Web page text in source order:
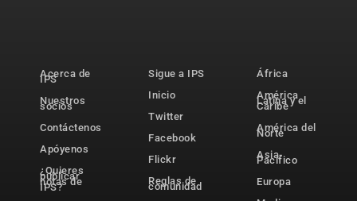
Acerca de
IPS
Nuestros
socios
Contáctenos
Apóyenos
¿Quieres
publicar
notas de
IPS?
Sigue a IPS
Inicio
Twitter
Facebook
Flickr
Reglas de
comunidad
África
América
Latina y el
Caribe
América del
Norte
Asia-
Pacífico
Europa